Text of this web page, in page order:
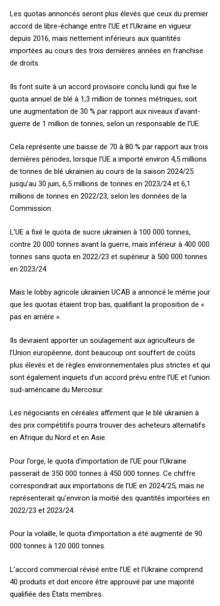
Les quotas annoncés seront plus élevés que ceux du premier
accord de libre-échange entre l’UE et l’Ukraine en vigueur
depuis 2016, mais nettement inférieurs aux quantités
importées au cours des trois dernières années en franchise
de droits.
Ils font suite à un accord provisoire conclu lundi qui fixe le
quota annuel de blé à 1,3 million de tonnes métriques, soit
une augmentation de 30 % par rapport aux niveaux d’avant-
guerre de 1 million de tonnes, selon un responsable de l’UE.
Cela représente une baisse de 70 à 80 % par rapport aux trois
dernières périodes, lorsque l’UE a importé environ 4,5 millions
de tonnes de blé ukrainien au cours de la saison 2024/25
jusqu’au 30 juin, 6,5 millions de tonnes en 2023/24 et 6,1
millions de tonnes en 2022/23, selon les données de la
Commission.
L’UE a fixé le quota de sucre ukrainien à 100 000 tonnes,
contre 20 000 tonnes avant la guerre, mais inférieur à 400 000
tonnes sans quota en 2022/23 et supérieur à 500 000 tonnes
en 2023/24.
Mais le lobby agricole ukrainien UCAB a annoncé le même jour
que les quotas étaient trop bas, qualifiant la proposition de «
pas en arrière ».
Ils devraient apporter un soulagement aux agriculteurs de
l’Union européenne, dont beaucoup ont souffert de coûts
plus élevés et de règles environnementales plus strictes et qui
sont également inquiets d’un accord prévu entre l’UE et l’union
sud-américaine du Mercosur.
Les négociants en céréales affirment que le blé ukrainien à
des prix compétitifs pourra trouver des acheteurs alternatifs
en Afrique du Nord et en Asie.
Pour l’orge, le quota d’importation de l’UE pour l’Ukraine
passerait de 350 000 tonnes à 450 000 tonnes. Ce chiffre
correspondrait aux importations de l’UE en 2024/25, mais ne
représenterait qu’environ la moitié des quantités importées en
2022/23 et 2023/24.
Pour la volaille, le quota d’importation a été augmenté de 90
000 tonnes à 120 000 tonnes.
L’accord commercial révisé entre l’UE et l’Ukraine comprend
40 produits et doit encore être approuvé par une majorité
qualifiée des États membres.